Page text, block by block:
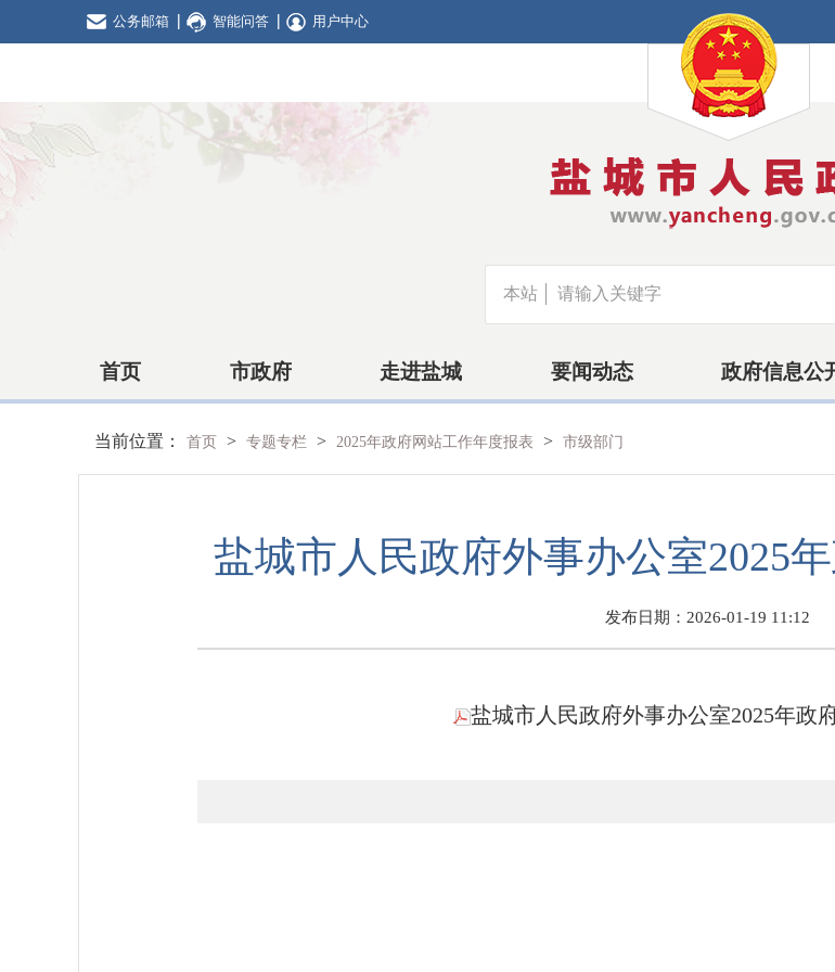
公务邮箱 智能问答 用户中心
本站
首页 市政府 走进盐城 要闻动态 政府信息公
当前位置： 首页 > 专题专栏 > 2025年政府网站工作年度报表 > 市级部门
盐城市人民政府外事办公室2025
发布日期：2026-01-19 11:12
盐城市人民政府外事办公室2025年政